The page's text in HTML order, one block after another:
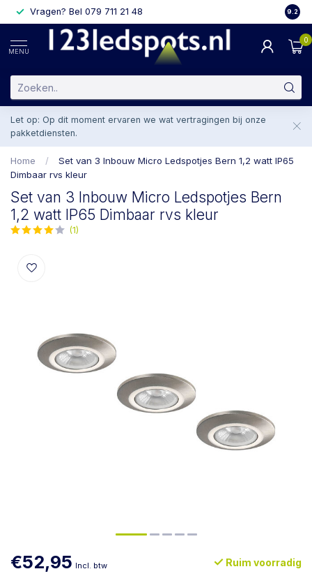
Vragen? Bel 079 711 21 48 29.2
MENU
0
Let op: Op dit moment ervaren we wat vertragingen bij onze
pakketdiensten.
Home /
Set van 3 Inbouw Micro Ledspotjes Bern 1,2 watt IP65
Dimbaar rvs kleur
Set van 3 Inbouw Micro Ledspotjes Bern
1,2 watt IP65 Dimbaar rvs kleur
(1)
€52,95 Incl. btw Ruim voorradig